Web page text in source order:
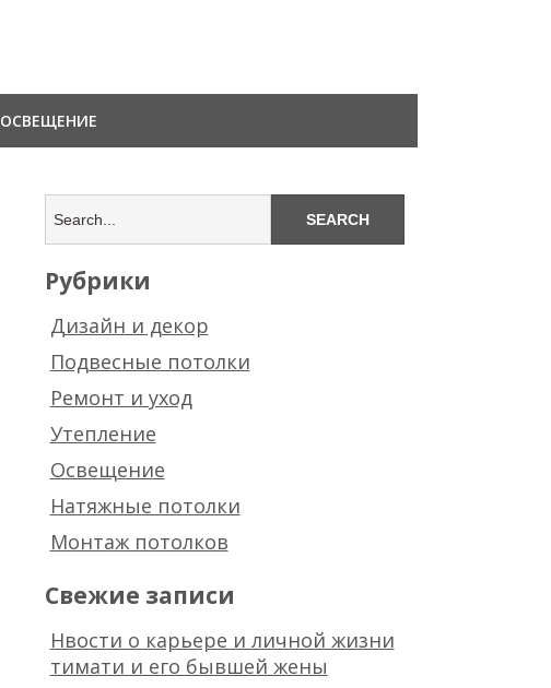
ОСВЕЩЕНИЕ
Рубрики
Дизайн и декор
Подвесные потолки
Ремонт и уход
Утепление
Освещение
Натяжные потолки
Монтаж потолков
Свежие записи
Нвости о карьере и личной жизни
тимати и его бывшей жены